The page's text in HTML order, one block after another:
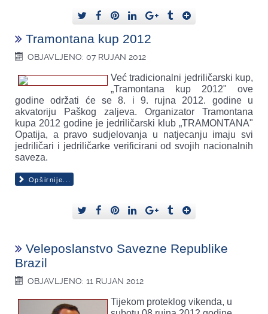
Tramontana kup 2012
OBJAVLJENO: 07 RUJAN 2012
Već tradicionalni jedriličarski kup,
„Tramontana kup 2012" ove
godine održati će se 8. i 9. rujna 2012. godine u
akvatoriju Paškog zaljeva. Organizator Tramontana
kupa 2012 godine je jedriličarski klub „TRAMONTANA"
Opatija, a pravo sudjelovanja u natjecanju imaju svi
jedriličari i jedriličarke verificirani od svojih nacionalnih
saveza.
Opširnije...
Veleposlanstvo Savezne Republike
Brazil
OBJAVLJENO: 11 RUJAN 2012
Tijekom proteklog vikenda, u